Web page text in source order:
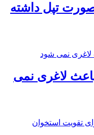
صورت تپل داشته
لاغری نمی